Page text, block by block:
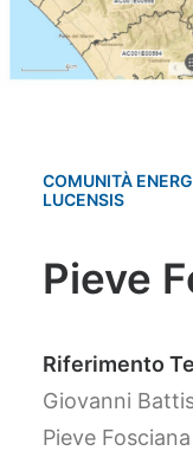
COMUNITÀ
LUCENSIS
Pieve
Riferimento
Giovanni
Pieve